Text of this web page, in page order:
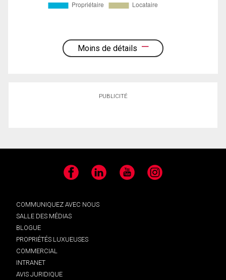
Moins de détails
PUBLICITÉ
Facebook LinkedIn YouTube Instagram
COMMUNIQUEZ AVEC NOUS
SALLE DES MÉDIAS
BLOGUE
PROPRIÉTÉS LUXUEUSES
COMMERCIAL
INTRANET
AVIS JURIDIQUE